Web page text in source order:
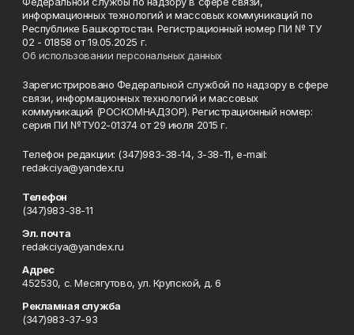
информационных технологий и массовых коммуникаций по
Республике Башкортостан. Регистрационный номер ПИ № ТУ
02 - 01858 от 19.05.2025 г.
Об использовании персональных данных
Зарегистрировано Федеральной службой по надзору в сфере
связи, информационных технологий и массовых
коммуникаций (РОСКОМНАДЗОР). Регистрационный номер:
серия ПИ №ТУ02-01374 от 29 июля 2015 г.
Телефон редакции: (347)983-38-14, 3-38-11, e-mail:
redakciya@yandex.ru
Телефон
(347)983-38-11
Эл. почта
redakciya@yandex.ru
Адрес
452530, с. Месягутово, ул. Крупской, д. 6
Рекламная служба
(347)983-37-93